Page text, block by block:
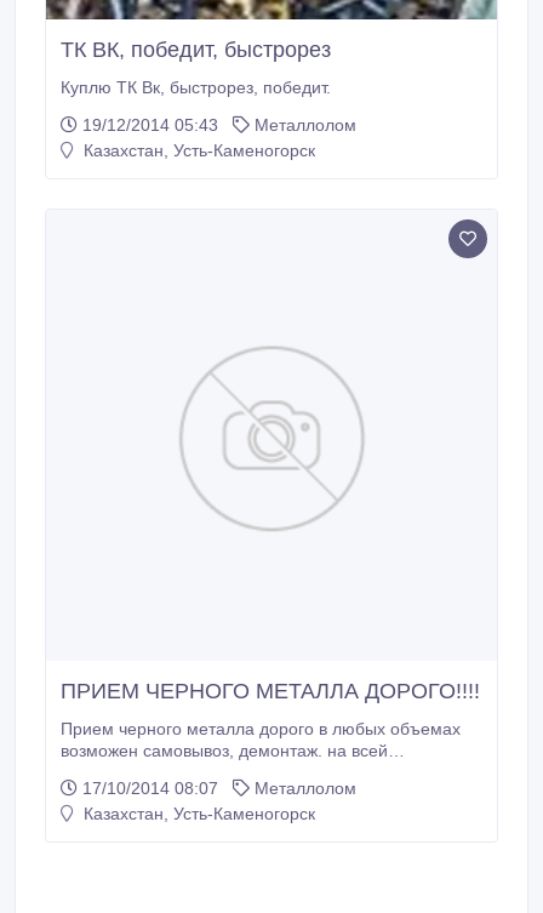
ТК ВК, победит, быстрорез
Куплю ТК Вк, быстрорез, победит.
19/12/2014 05:43
Металлолом
Казахстан, Усть-Каменогорск
ПРИЕМ ЧЕРНОГО МЕТАЛЛА ДОРОГО!!!!
Прием черного металла дорого в любых объемах
возможен самовывоз, демонтаж. на всей
объем и постоянство. Деньги есть всегда!.
17/10/2014 08:07
Металлолом
Казахстан, Усть-Каменогорск